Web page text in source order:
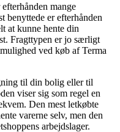
mange
benyttede er efterhånden
at kunne hente din
Fragttypen er jo særligt
ved køb af Terma
til din bolig eller til
viser sig som regel en
Den mest letkøbte
varerne selv, men den
arbejdslager.